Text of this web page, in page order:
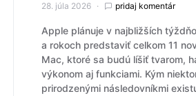
28. júla 2026 pridaj komentár
Apple plánuje v najbližších
a rokoch predstaviť celkom 11
Mac, ktoré sa budú líšiť tvarom,
výkonom aj funkciami. Kým
prirodzenými následovníkmi